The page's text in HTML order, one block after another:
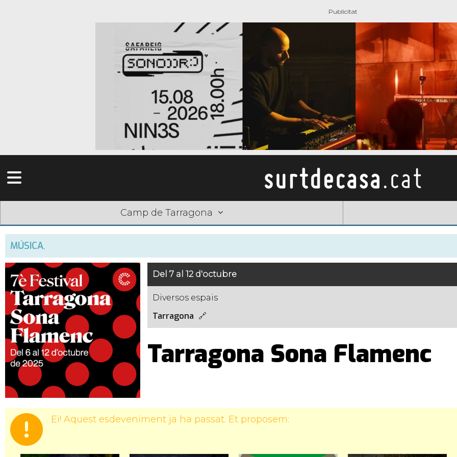
Camp de Tarragona
MÚSICA,
Del 7 al 12 d'octubre
Diversos espais
Tarragona
Tarragona Sona Flamenc
Ei! Aquest esdeveniment ja ha passat. Et proposem: